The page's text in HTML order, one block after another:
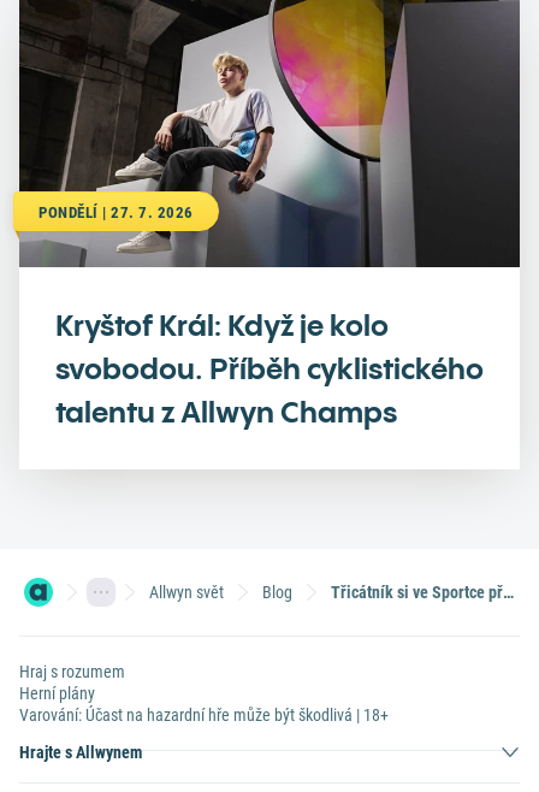
PONDĚLÍ | 27. 7. 2026
Kryštof Král: Když je kolo
svobodou. Příběh cyklistického
talentu z Allwyn Champs
Allwyn svět Blog Třicátník si ve Sportce přišel na 1,5 milionu. Za peníze si koupí vysněné auto!
Hraj s rozumem
Herní plány
Varování: Účast na hazardní hře může být škodlivá | 18+
Hrajte s Allwynem